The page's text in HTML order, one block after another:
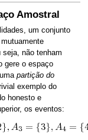
Amostral
um conjunto
não tenham
gere o espaço
partição do
exemplo do
honesto e
os eventos: